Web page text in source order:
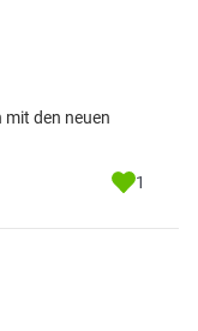
den neuen
1